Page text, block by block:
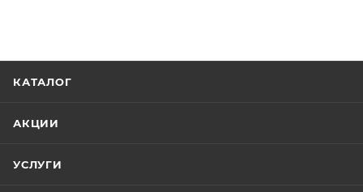
КАТАЛОГ
АКЦИИ
УСЛУГИ